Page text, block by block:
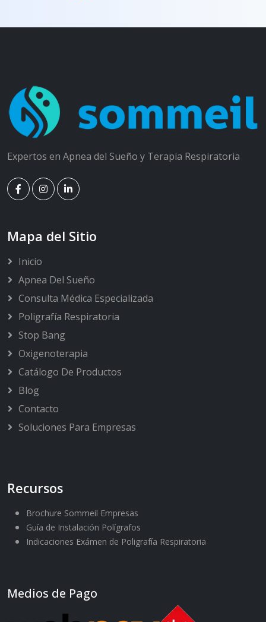
Expertos en Apnea del Sueño y Terapia Respiratoria
Mapa del Sitio
Inicio
Apnea Del Sueño
Consulta Médica Especializada
Poligrafía Respiratoria
Stop Bang
Oxigenoterapia
Catálogo De Productos
Blog
Contacto
Soluciones Para Empresas
Recursos
Brochure Sommeil Empresas
Guía de Instalación Polígrafos
Indicaciones Exámen de Poligrafía Respiratoria
Medios de Pago